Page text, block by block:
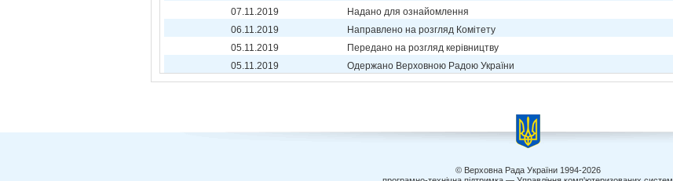
07.11.2019
Надано для ознайомлення
06.11.2019
Направлено на розгляд Комітету
05.11.2019
Передано на розгляд керівництву
05.11.2019
Одержано Верховною Радою України
© Верховна Рада України 1994-2026